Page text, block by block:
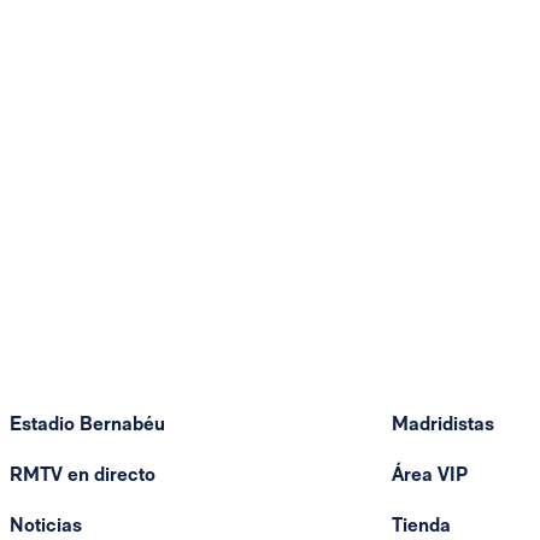
Estadio Bernabéu
RMTV en directo
Noticias
Madridistas
Área VIP
Tienda